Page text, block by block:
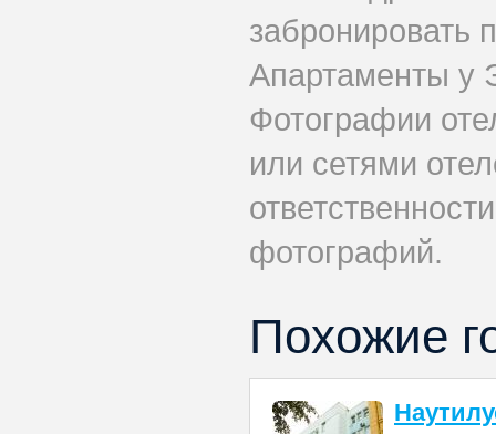
забронировать
Апартаменты у
Фотографии
или сетями
фотографий.
Похожие